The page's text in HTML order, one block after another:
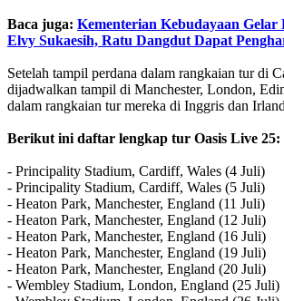
Baca juga: Kementerian Kebudayaan Gelar
Elvy Sukaesih, Ratu Dangdut Dapat
Setelah tampil perdana dalam rangkaian tur di
dijadwalkan tampil di Manchester, London,
dalam rangkaian tur mereka di Inggris dan
Berikut ini daftar lengkap tur Oasis Live 25:
- Principality Stadium, Cardiff, Wales (4 Juli)
- Principality Stadium, Cardiff, Wales (5 Juli)
- Heaton Park, Manchester, England (11 Juli)
- Heaton Park, Manchester, England (12 Juli)
- Heaton Park, Manchester, England (16 Juli)
- Heaton Park, Manchester, England (19 Juli)
- Heaton Park, Manchester, England (20 Juli)
- Wembley Stadium, London, England (25 Juli)